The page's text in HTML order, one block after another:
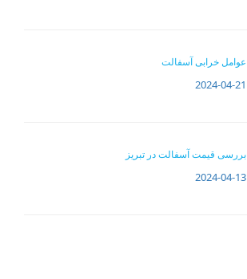
عوامل خرابی آسفالت
2024-04-21
بررسی قیمت آسفالت در تبریز
2024-04-13